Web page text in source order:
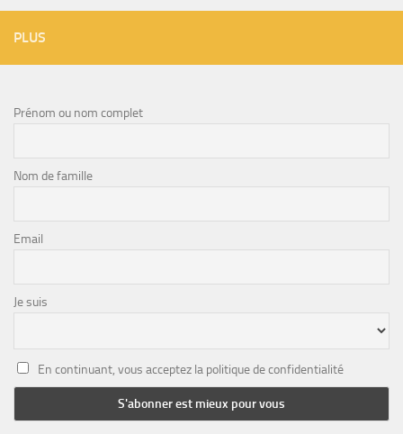
PLUS
Prénom ou nom complet
Nom de famille
Email
Je suis
En continuant, vous acceptez la politique de confidentialité